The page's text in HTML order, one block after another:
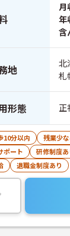
月
年
含
地
北
札
形態 正
10分以内 残業少
ポート
研修制度あ
退職金制度あり